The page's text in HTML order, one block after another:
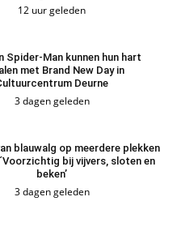
12 uur geleden
Spider-Man kunnen hun hart
met Brand New Day in
Deurne
3 dagen geleden
blauwalg op meerdere plekken
bij vijvers, sloten en
beken’
3 dagen geleden